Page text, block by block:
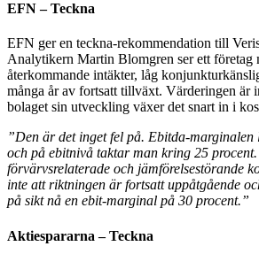
EFN – Teckna
EFN ger en teckna-rekommendation till
Analytikern Martin Blomgren ser ett företag
återkommande intäkter, låg
många år av fortsatt tillväxt. Värderingen är
bolaget sin utveckling växer det snart in i
”Den är det inget fel på. Ebitda-
och på ebitnivå taktar man kring 25
förvärvsrelaterade och jämförelsestörande
inte att riktningen är fortsatt uppåtgående
på sikt nå en ebit-marginal på 30 procent.”
Aktiespararna – Teckna